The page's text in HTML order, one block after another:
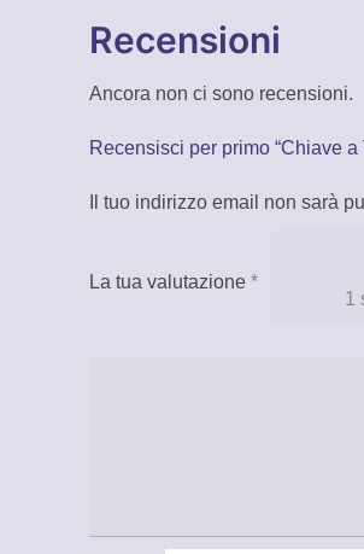
Recensioni
Ancora non ci sono recensioni.
Recensisci per primo “Chiave
Il tuo indirizzo email non sarà
La tua valutazione *
1